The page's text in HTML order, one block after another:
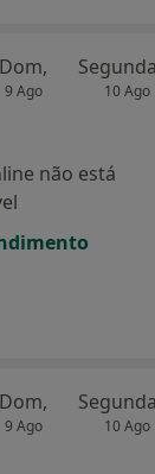
Dom,
9 Ago 10 Ago
não está
Dom,
9 Ago 10 Ago